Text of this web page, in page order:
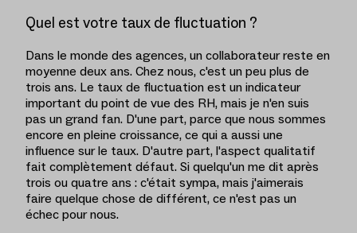
Quel est votre taux de fluctuation ?
Dans le monde des agences, un collaborateur reste en
moyenne deux ans. Chez nous, c'est un peu plus de
trois ans. Le taux de fluctuation est un indicateur
important du point de vue des RH, mais je n'en suis
pas un grand fan. D'une part, parce que nous sommes
encore en pleine croissance, ce qui a aussi une
influence sur le taux. D'autre part, l'aspect qualitatif
fait complètement défaut. Si quelqu'un me dit après
trois ou quatre ans : c'était sympa, mais j'aimerais
faire quelque chose de différent, ce n'est pas un
échec pour nous.